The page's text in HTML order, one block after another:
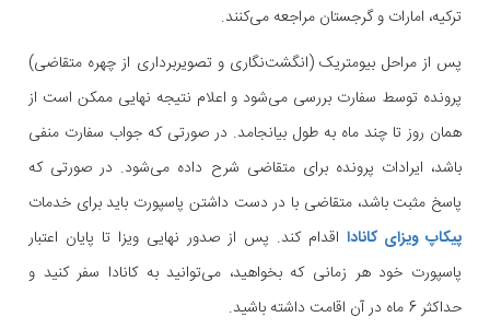
ترکیه، امارات و گرجستان مراجعه می‌کنند.
پس از مراحل بیومتریک (انگشت‌نگاری و تصویربرداری از چهره متقاضی)
پرونده توسط سفارت بررسی می‌شود و اعلام نتیجه نهایی ممکن است از
همان روز تا چند ماه به طول بیانجامد. در صورتی که جواب سفارت منفی
باشد، ایرادات پرونده برای متقاضی شرح داده می‌شود. در صورتی که
پاسخ مثبت باشد، متقاضی با در دست داشتن پاسپورت باید برای خدمات
پیکاپ ویزای کانادا اقدام کند. پس از صدور نهایی ویزا تا پایان اعتبار
پاسپورت خود هر زمانی که بخواهید، می‌توانید به کانادا سفر کنید و
حداکثر 6 ماه در آن اقامت داشته باشید.